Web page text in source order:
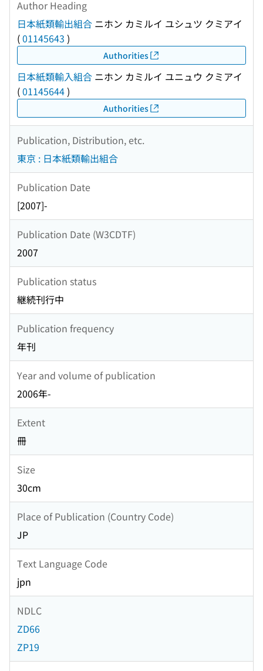
Author Heading
日本紙類輸出組合 ニホン カミルイ ユシュツ クミアイ
(01145643 )
Authorities
日本紙類輸入組合 ニホン カミルイ ユニュウ クミアイ
(01145644)
Authorities
Publication, Distribution, etc.
東京 : 日本紙類輸出組合
Publication Date
[2007]-
Publication Date (W3CDTF)
2007
Publication status
継続刊行中
Publication frequency
年刊
Year and volume of publication
2006年-
Extent
冊
Size
30cm
Place of Publication (Country Code)
JP
Text Language Code
jpn
NDLC
ZD66
ZP19